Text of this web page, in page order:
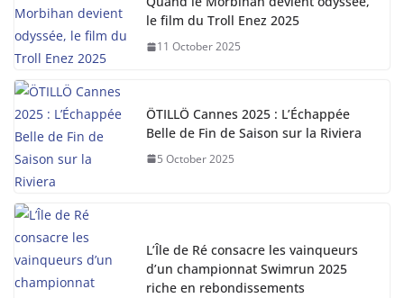
le film du Troll Enez 2025
11 October 2025
ÖTILLÖ Cannes 2025 : L’Échappée
Belle de Fin de Saison sur la Riviera
5 October 2025
L’Île de Ré consacre les vainqueurs
d’un championnat Swimrun 2025
riche en rebondissements